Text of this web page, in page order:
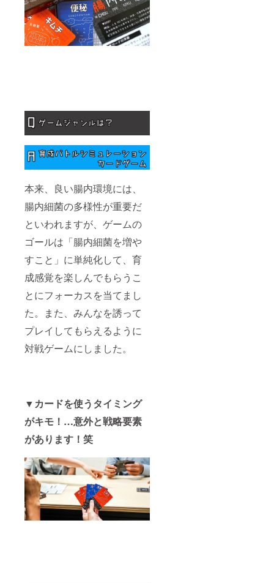
本来、良い腸内環境には、
腸内細菌の多様性が重要だ
といわれますが、ゲームの
ゴールは「腸内細菌を増や
すこと」に単純化して、育
成感覚を楽しんでもらうこ
とにフォーカスを当てまし
た。また、みんなを誘って
プレイしてもらえるように
対戦ゲームにしました。
▼カードを使うタイミング
がキモ！…意外と戦略要素
があります！笑